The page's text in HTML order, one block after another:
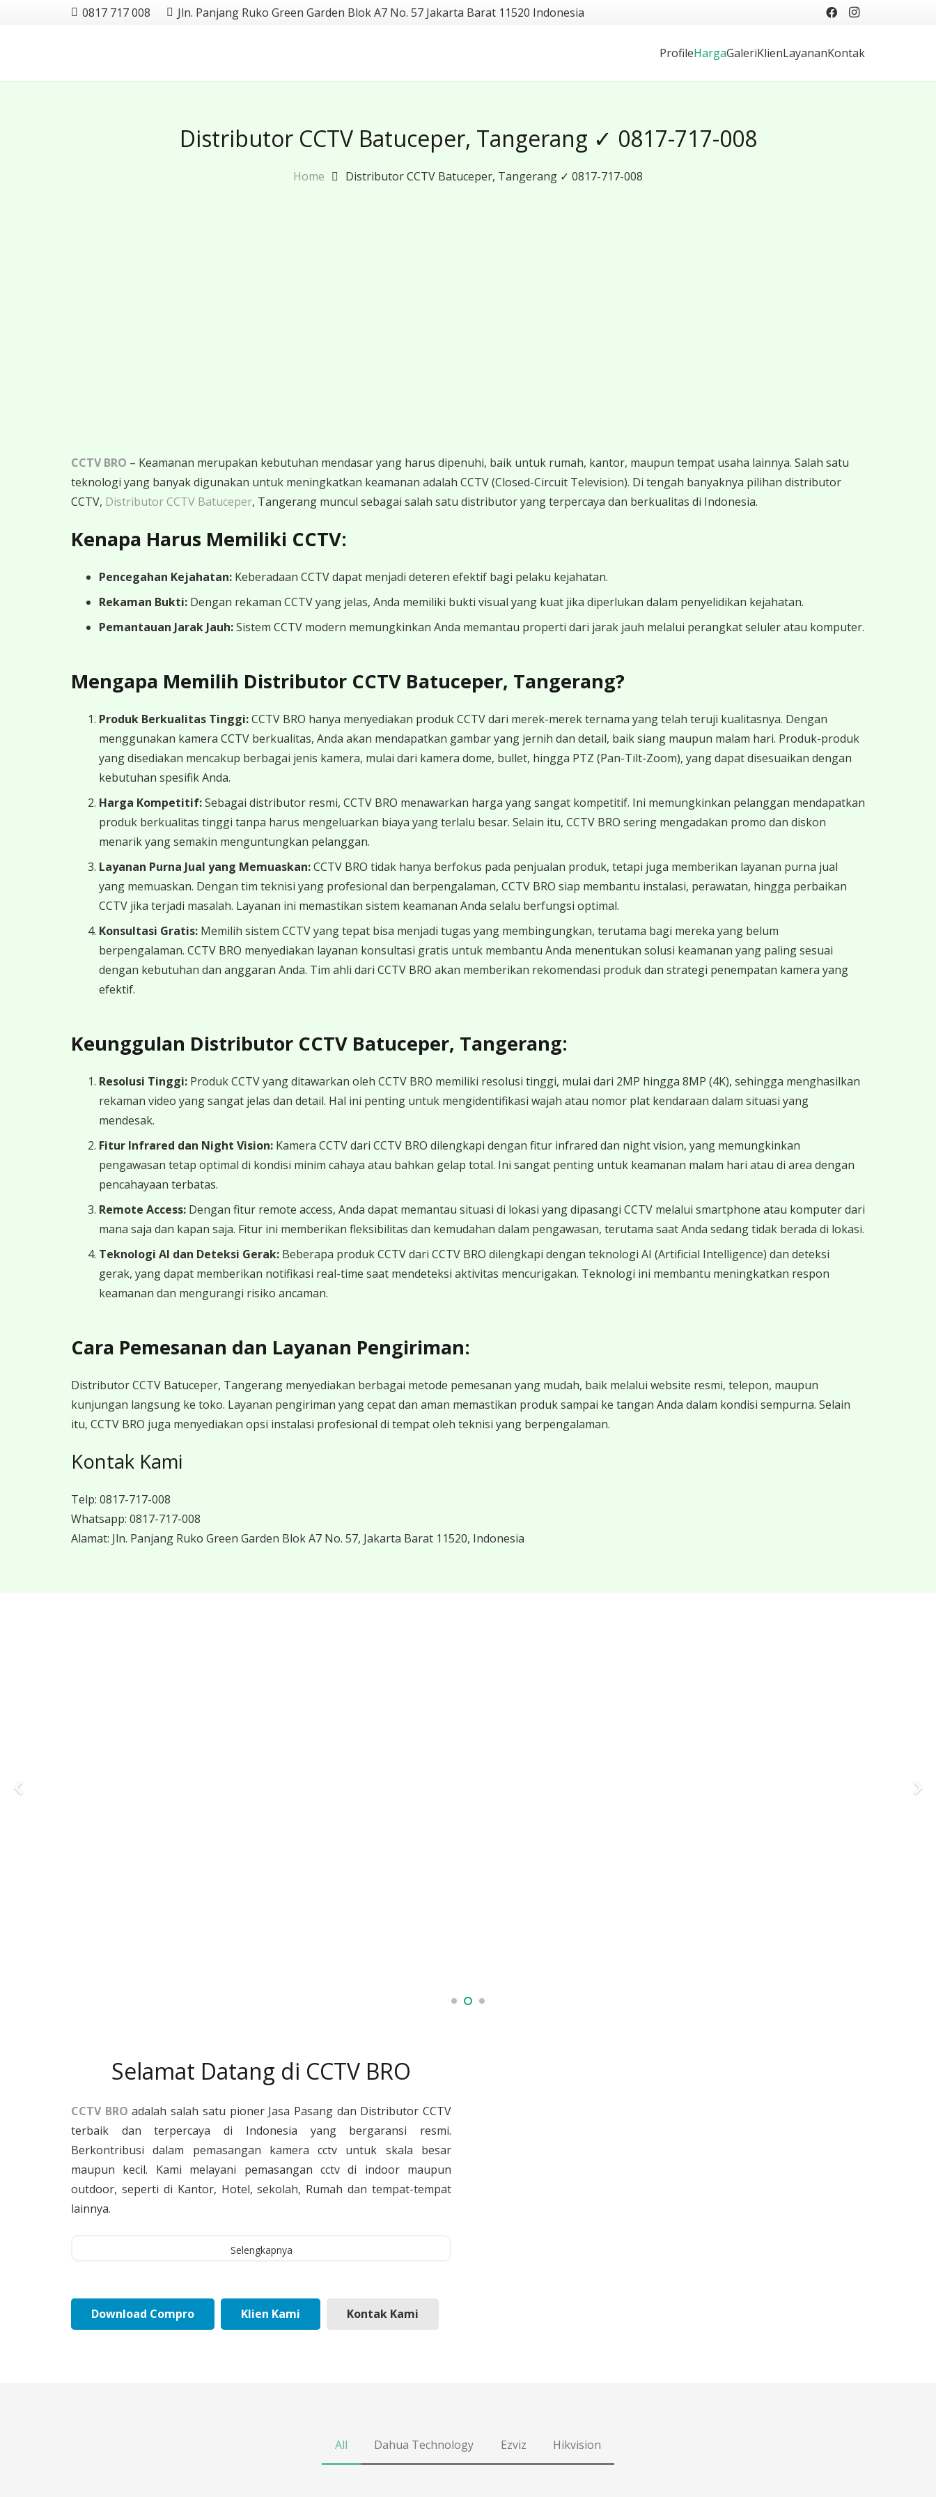
0817 717 008 Jln. Panjang Ruko Green Garden Blok A7 No. 57 Jakarta Barat 11520 Indonesia
ProfileHargaGaleriKlienLayananKontak
Distributor CCTV Batuceper, Tangerang ✓ 0817-717-008
Home Distributor CCTV Batuceper, Tangerang ✓ 0817-717-008
CCTV BRO – Keamanan merupakan kebutuhan mendasar yang harus dipenuhi, baik untuk rumah, kantor, maupun tempat usaha lainnya. Salah satu
teknologi yang banyak digunakan untuk meningkatkan keamanan adalah CCTV (Closed-Circuit Television). Di tengah banyaknya pilihan distributor
CCTV, Distributor CCTV Batuceper, Tangerang muncul sebagai salah satu distributor yang terpercaya dan berkualitas di Indonesia.
Kenapa Harus Memiliki CCTV:
Pencegahan Kejahatan: Keberadaan CCTV dapat menjadi deteren efektif bagi pelaku kejahatan.
Rekaman Bukti: Dengan rekaman CCTV yang jelas, Anda memiliki bukti visual yang kuat jika diperlukan dalam penyelidikan kejahatan.
Pemantauan Jarak Jauh:Sistem CCTV modern memungkinkan Anda memantau properti dari jarak jauh melalui perangkat seluler atau komputer.
Mengapa Memilih Distributor CCTV Batuceper, Tangerang?
Produk Berkualitas Tinggi:CCTV BRO hanya menyediakan produk CCTV dari merek-merek ternama yang telah teruji kualitasnya. Dengan
menggunakan kamera CCTV berkualitas, Anda akan mendapatkan gambar yang jernih dan detail, baik siang maupun malam hari. Produk-produk
yang disediakan mencakup berbagai jenis kamera, mulai dari kamera dome, bullet, hingga PTZ (Pan-Tilt-Zoom), yang dapat disesuaikan dengan
kebutuhan spesifik Anda.
Harga Kompetitif:Sebagai distributor resmi, CCTV BRO menawarkan harga yang sangat kompetitif. Ini memungkinkan pelanggan mendapatkan
produk berkualitas tinggi tanpa harus mengeluarkan biaya yang terlalu besar. Selain itu, CCTV BRO sering mengadakan promo dan diskon
menarik yang semakin menguntungkan pelanggan.
Layanan Purna Jual yang Memuaskan:CCTV BRO tidak hanya berfokus pada penjualan produk, tetapi juga memberikan layanan purna jual
yang memuaskan. Dengan tim teknisi yang profesional dan berpengalaman, CCTV BRO siap membantu instalasi, perawatan, hingga perbaikan
CCTV jika terjadi masalah. Layanan ini memastikan sistem keamanan Anda selalu berfungsi optimal.
Konsultasi Gratis: Memilih sistem CCTV yang tepat bisa menjadi tugas yang membingungkan, terutama bagi mereka yang belum
berpengalaman. CCTV BRO menyediakan layanan konsultasi gratis untuk membantu Anda menentukan solusi keamanan yang paling sesuai
dengan kebutuhan dan anggaran Anda. Tim ahli dari CCTV BRO akan memberikan rekomendasi produk dan strategi penempatan kamera yang
efektif.
Keunggulan Distributor CCTV Batuceper, Tangerang:
Resolusi Tinggi: Produk CCTV yang ditawarkan oleh CCTV BRO memiliki resolusi tinggi, mulai dari 2MP hingga 8MP (4K), sehingga menghasilkan
rekaman video yang sangat jelas dan detail. Hal ini penting untuk mengidentifikasi wajah atau nomor plat kendaraan dalam situasi yang
mendesak.
Fitur Infrared dan Night Vision: Kamera CCTV dari CCTV BRO dilengkapi dengan fitur infrared dan night vision, yang memungkinkan
pengawasan tetap optimal di kondisi minim cahaya atau bahkan gelap total. Ini sangat penting untuk keamanan malam hari atau di area dengan
pencahayaan terbatas.
Remote Access: Dengan fitur remote access, Anda dapat memantau situasi di lokasi yang dipasangi CCTV melalui smartphone atau komputer dari
mana saja dan kapan saja. Fitur ini memberikan fleksibilitas dan kemudahan dalam pengawasan, terutama saat Anda sedang tidak berada di lokasi.
Teknologi AI dan Deteksi Gerak: Beberapa produk CCTV dari CCTV BRO dilengkapi dengan teknologi AI (Artificial Intelligence) dan deteksi
gerak, yang dapat memberikan notifikasi real-time saat mendeteksi aktivitas mencurigakan. Teknologi ini membantu meningkatkan respon
keamanan dan mengurangi risiko ancaman.
Cara Pemesanan dan Layanan Pengiriman:
Distributor CCTV Batuceper, Tangerang menyediakan berbagai metode pemesanan yang mudah, baik melalui website resmi, telepon, maupun
kunjungan langsung ke toko. Layanan pengiriman yang cepat dan aman memastikan produk sampai ke tangan Anda dalam kondisi sempurna. Selain
itu, CCTV BRO juga menyediakan opsi instalasi profesional di tempat oleh teknisi yang berpengalaman.
Kontak Kami
Telp: 0817-717-008
Whatsapp: 0817-717-008
Alamat: Jln. Panjang Ruko Green Garden Blok A7 No. 57, Jakarta Barat 11520, Indonesia
Selamat Datang di CCTV BRO
CCTV BRO adalah salah satu pioner Jasa Pasang dan Distributor CCTV
terbaik dan terpercaya di Indonesia yang bergaransi resmi.
Berkontribusi dalam pemasangan kamera cctv untuk skala besar
maupun kecil. Kami melayani pemasangan cctv di indoor maupun
outdoor, seperti di Kantor, Hotel, sekolah, Rumah dan tempat-tempat
lainnya.
Selengkapnya
Download Compro Klien Kami Kontak Kami
All Dahua Technology Ezviz Hikvision